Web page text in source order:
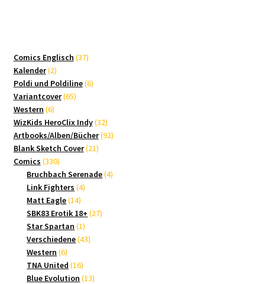
Comics Englisch 3737
Kalender 22
Produkte
Poldi und Poldiline 66
Variantcover 6565
Western 66
Produkte
WizKids HeroClix Indy 3232
Produkte
Artbooks/Alben/Bücher 9292
Blank Sketch Cover 2121
Comics 330330
Produkte
Bruchbach Serenade 44
Link Fighters 44
Matt Eagle 1414
Produkte
SBK83 Erotik 18+ 2727
Star Spartan 11
Produkt
Verschiedene 4343
Western 66
Produkte
TNA United 1616
Produkte
Blue Evolution 1313